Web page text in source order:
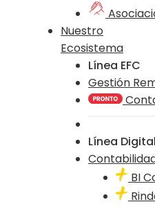
Nuestro
Ecosistema
Línea EFC
Gestión
Línea Digital
BI